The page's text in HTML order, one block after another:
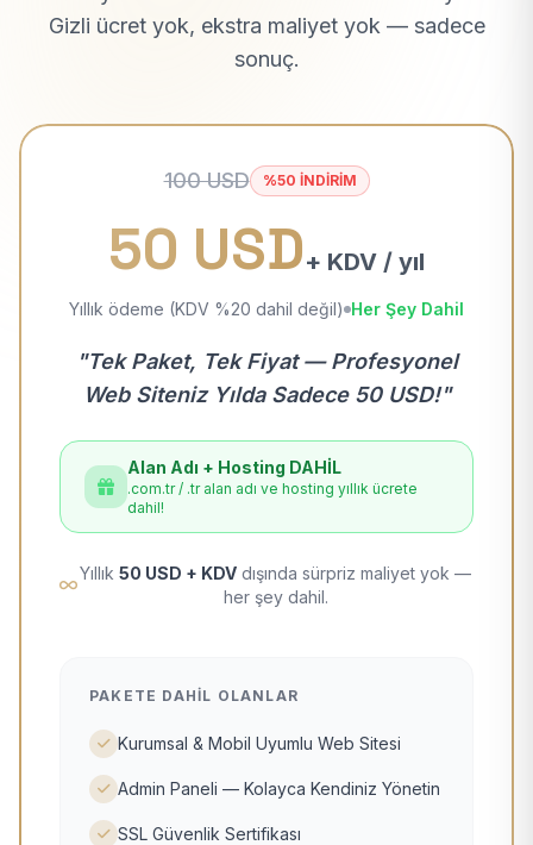
Gizli ücret yok, ekstra maliyet yok — sadece
sonuç.
100 USD %50 İNDİRİM
50 USD+ KDV / yıl
Yıllık ödeme (KDV %20 dahil değil) Her Şey Dahil
"Tek Paket, Tek Fiyat — Profesyonel
Web Siteniz Yılda Sadece 50 USD!"
Alan Adı + Hosting DAHİL
.com.tr / .tr alan adı ve hosting yıllık ücrete
dahil!
Yıllık 50 USD + KDV dışında sürpriz maliyet yok —
her şey dahil.
PAKETE DAHIL OLANLAR
Kurumsal & Mobil Uyumlu Web Sitesi
Admin Paneli — Kolayca Kendiniz Yönetin
SSL Güvenlik Sertifikası